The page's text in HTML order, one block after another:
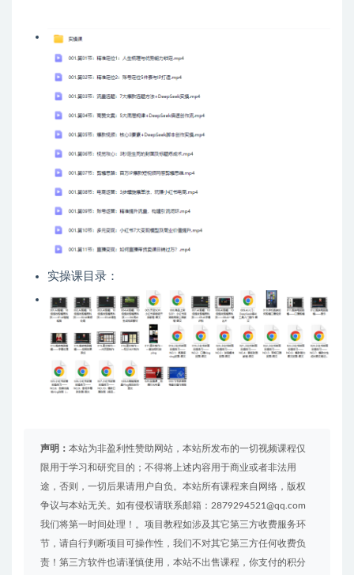
实操课目录：
声明： 本站为非盈利性赞助网站，本站所发布的一切视频课程仅
限用于学习和研究目的；不得将上述内容用于商业或者非法用
途，否则，一切后果请用户自负。本站所有课程来自网络，版权
争议与本站无关。如有侵权请联系邮箱：2879294521@qq.com
我们将第一时间处理！。项目教程如涉及其它第三方收费服务环
节，请自行判断项目可操作性，我们不对其它第三方任何收费负
责！第三方软件也请谨慎使用，本站不出售课程，你支付的积分